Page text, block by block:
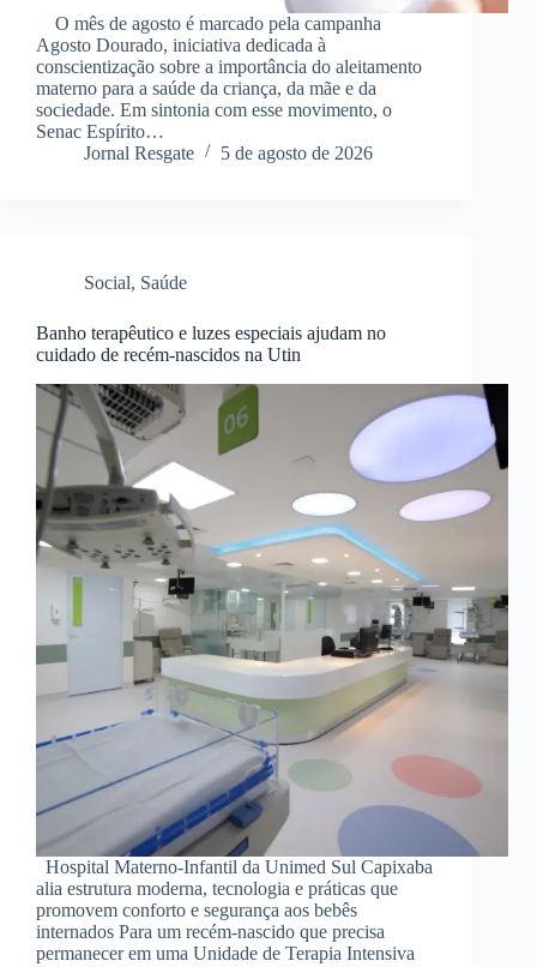
O mês de agosto é marcado pela campanha
Agosto Dourado, iniciativa dedicada à
conscientização sobre a importância do aleitamento
materno para a saúde da criança, da mãe e da
sociedade. Em sintonia com esse movimento, o
Senac Espírito…
Jornal Resgate
5 de agosto de 2026
Social, Saúde
Banho terapêutico e luzes especiais ajudam no
cuidado de recém-nascidos na Utin
Hospital Materno-Infantil da Unimed Sul Capixaba
alia estrutura moderna, tecnologia e práticas que
promovem conforto e segurança aos bebês
internados Para um recém-nascido que precisa
permanecer em uma Unidade de Terapia Intensiva